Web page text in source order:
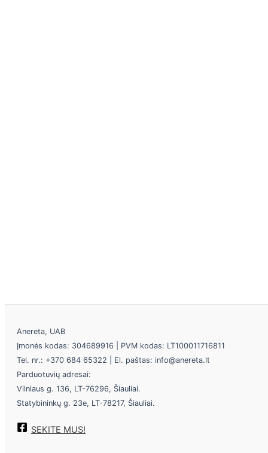
Anereta, UAB
Įmonės kodas: 304689916 | PVM kodas: LT100011716811
Tel. nr.: +370 684 65322 | El. paštas: info@anereta.lt
Parduotuvių adresai:
Vilniaus g. 136, LT-76296, Šiauliai.
Statybininkų g. 23e, LT-78217, Šiauliai.
SEKITE MUS!